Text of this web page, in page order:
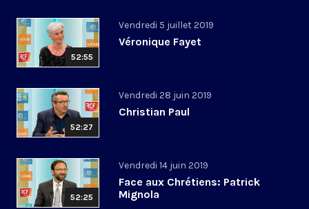
52:55
Vendredi 5 juillet 2019
Véronique Fayet
52:27
Vendredi 28 juin 2019
Christian Paul
52:25
Vendredi 14 juin 2019
Face aux Chrétiens: Patrick
Mignola